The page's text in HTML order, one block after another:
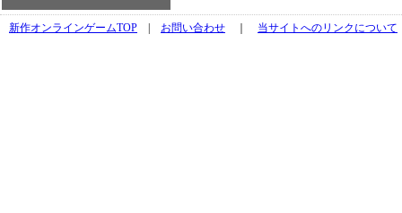
新作オンラインゲームTOP お問い合わせ 当サイトへのリンクについて